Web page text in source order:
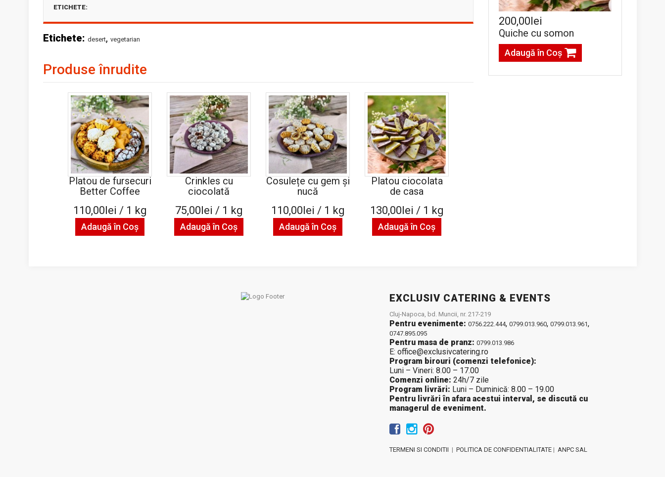
ETICHETE:
Etichete: desert, vegetarian
Produse înrudite
Platou de fursecuri
Better Coffee
110,00lei / 1 kg
Adaugă în Coş
Crinkles cu
ciocolată
75,00lei / 1 kg
Adaugă în Coş
Cosulețe cu gem și
nucă
110,00lei / 1 kg
Adaugă în Coş
Platou ciocolata
de casa
130,00lei / 1 kg
Adaugă în Coş
200,00lei
Quiche cu somon
Adaugă în Coş
EXCLUSIV CATERING & EVENTS
Cluj-Napoca, bd. Muncii, nr. 217-219
Pentru evenimente: 0756.222.444, 0799.013.960, 0799.013.961,
0747.895.095
Pentru masa de pranz: 0799.013.986
E: office@exclusivcatering.ro
Program birouri (comenzi telefonice):
Luni – Vineri: 8.00 – 17.00
Comenzi online: 24h/7 zile
Program livrări: Luni – Duminică: 8.00 – 19.00
Pentru livrări în afara acestui interval, se discută cu
managerul de eveniment.
TERMENI SI CONDITII | POLITICA DE CONFIDENTIALITATE | ANPC SAL